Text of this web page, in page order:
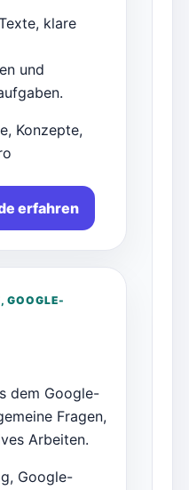
klare
und
Konzepte,
erfahren
GOOGLE-
dem Google-
Fragen,
Arbeiten.
Google-